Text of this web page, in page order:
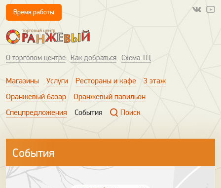
О торговом центре Как добраться Схема ТЦ
Время работы
Магазины Услуги Рестораны и кафе
3 этаж
Оранжевый базар
Оранжевый павильон
Спецпредложения
События Поиск
События